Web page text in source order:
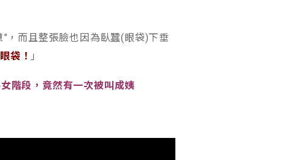
，而且整張臉也因為臥蠶(眼袋)下垂
袋！ 」
階段，竟然有一次被叫成姨